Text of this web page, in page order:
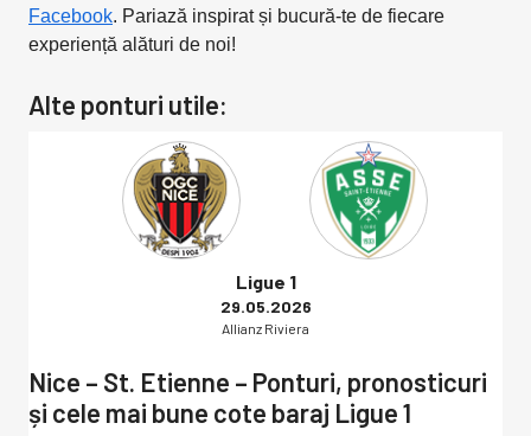
Facebook. Pariază inspirat și bucură-te de fiecare
experiență alături de noi!
Alte ponturi utile:
Ligue 1
29.05.2026
Allianz Riviera
Nice – St. Etienne – Ponturi, pronosticuri
și cele mai bune cote baraj Ligue 1